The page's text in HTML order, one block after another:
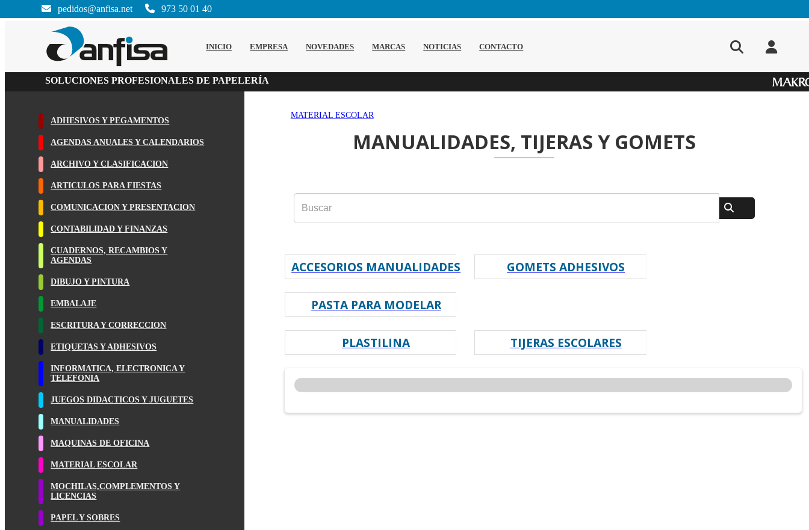
INICIO EMPRESA NOVEDADES MARCAS NOTICIAS CONTACTO
SOLUCIONES PROFESIONALES DE PAPELERÍA
pedidos@anfisa.net 973 50 01 40
ADHESIVOS Y PEGAMENTOS
AGENDAS ANUALES Y CALENDARIOS
ARCHIVO Y CLASIFICACION
ARTICULOS PARA FIESTAS
COMUNICACION Y PRESENTACION
CONTABILIDAD Y FINANZAS
CUADERNOS, RECAMBIOS Y
AGENDAS
DIBUJO Y PINTURA
EMBALAJE
ESCRITURA Y CORRECCION
ETIQUETAS Y ADHESIVOS
INFORMATICA, ELECTRONICA Y
TELEFONIA
JUEGOS DIDACTICOS Y JUGUETES
MANUALIDADES
MAQUINAS DE OFICINA
MATERIAL ESCOLAR
MOCHILAS,COMPLEMENTOS Y
LICENCIAS
PAPEL Y SOBRES
MATERIAL ESCOLAR
MANUALIDADES, TIJERAS Y GOMETS
ACCESORIOS MANUALIDADES GOMETS ADHESIVOS
PASTA PARA MODELAR
PLASTILINA TIJERAS ESCOLARES